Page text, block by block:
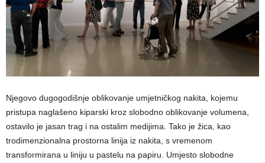
Njegovo dugogodišnje oblikovanje umjetničkog nakita, kojemu
pristupa naglašeno kiparski kroz slobodno oblikovanje volumena,
ostavilo je jasan trag i na ostalim medijima. Tako je žica, kao
trodimenzionalna prostorna linija iz nakita, s vremenom
transformirana u liniju u pastelu na papiru. Umjesto slobodne